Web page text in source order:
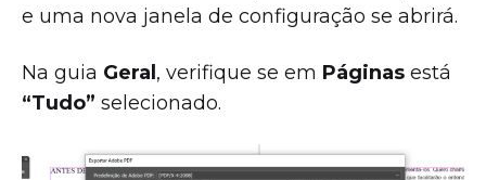
e uma nova janela de configuração se abrirá.
Na guia Geral, verifique se em Páginas está
“Tudo” selecionado.